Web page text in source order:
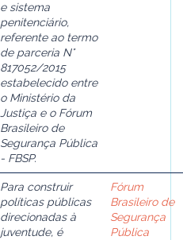
e sistema
penitenciário,
referente ao termo
de parceria N°
817052/2015
estabelecido entre
o Ministério da
Justiça e o Fórum
Brasileiro de
Segurança Pública
- FBSP.
Para construir
políticas públicas
direcionadas à
juventude, é
Fórum
Brasileiro de
Segurança
Pública